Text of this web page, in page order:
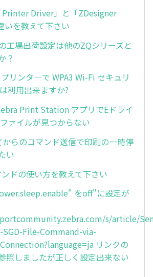
Printer Driver」と「ZDesigner
いを教えて下さい
工場出荷設定は他のZQシリーズと
？
リンタ―で WPA3 Wi-Fi セキュリ
利用出来ますか?
Print Station アプリでEドライ
ァイルが見つからない
からのコマンド送信で印刷の一時停
い
ドの使い方を教えて下さい
をoff"に設定が
s/article/
File-Command-via-
リンクの
照しましたが正しく設定出来ない